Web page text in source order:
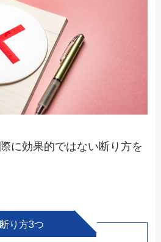
に効果的ではない断り方を
り方3つ